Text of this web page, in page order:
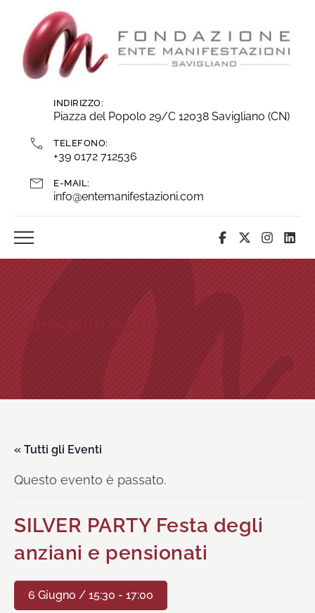
contenuti
INDIRIZZO:
Piazza del Popolo 29/C 12038 Savigliano (CN)
TELEFONO:
+39 0172 712536
E-MAIL:
info@entemanifestazioni.com
« Tutti gli Eventi
Questo evento è passato.
SILVER PARTY Festa degli
anziani e pensionati
6 Giugno / 15:30 - 17:00